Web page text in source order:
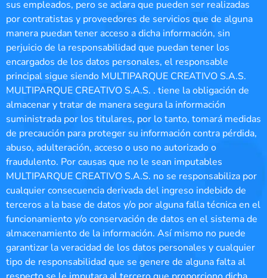
sus empleados, pero se aclara que pueden ser realizadas
por contratistas y proveedores de servicios que de alguna
manera puedan tener acceso a dicha información, sin
perjuicio de la responsabilidad que puedan tener los
encargados de los datos personales, el responsable
principal sigue siendo MULTIPARQUE CREATIVO S.A.S.
MULTIPARQUE CREATIVO S.A.S. . tiene la obligación de
almacenar y tratar de manera segura la información
suministrada por los titulares, por lo tanto, tomará medidas
de precaución para proteger su información contra pérdida,
abuso, adulteración, acceso o uso no autorizado o
fraudulento. Por causas que no le sean imputables
MULTIPARQUE CREATIVO S.A.S. no se responsabiliza por
cualquier consecuencia derivada del ingreso indebido de
terceros a la base de datos y/o por alguna falla técnica en el
funcionamiento y/o conservación de datos en el sistema de
almacenamiento de la información. Así mismo no puede
garantizar la veracidad de los datos personales y cualquier
tipo de responsabilidad que se genere de alguna falta al